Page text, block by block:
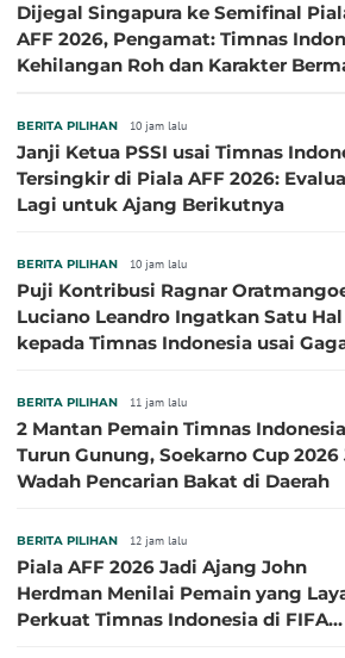
Dijegal Singapura ke Semifinal
AFF 2026, Pengamat: Timnas
Kehilangan Roh dan Karakter
BERITA PILIHAN 10 jam lalu
Janji Ketua PSSI usai Timnas
Tersingkir di Piala AFF 2026:
Lagi untuk Ajang Berikutnya
BERITA PILIHAN 10 jam lalu
Puji Kontribusi Ragnar
Luciano Leandro Ingatkan Satu Hal
kepada Timnas Indonesia usai
BERITA PILIHAN 11 jam lalu
2 Mantan Pemain Timnas Indonesia
Turun Gunung, Soekarno Cup 2026
Wadah Pencarian Bakat di Daerah
BERITA PILIHAN 12 jam lalu
Piala AFF 2026 Jadi Ajang John
Herdman Menilai Pemain yang
Perkuat Timnas Indonesia di FIFA